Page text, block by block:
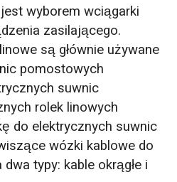
wyborem wciągarki
zasilającego.
są głównie używane
pomostowych
suwnic
rolek linowych
do elektrycznych suwnic
wózki kablowe do
typy: kable okrągłe i